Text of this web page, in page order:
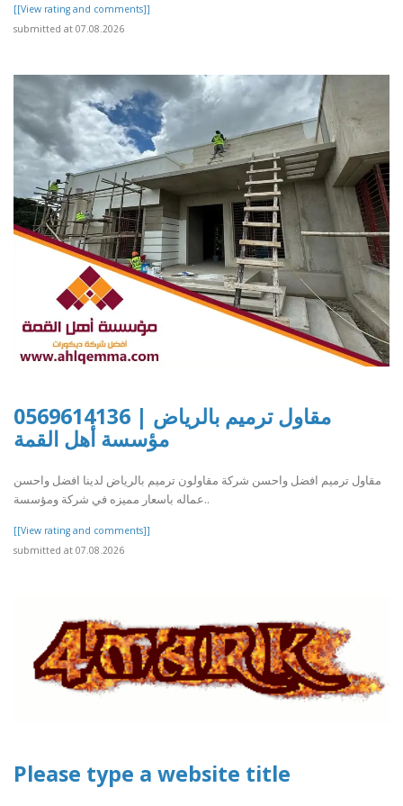
[[View rating and comments]]
submitted at 07.08.2026
مقاول ترميم بالرياض | 0569614136
مؤسسة أهل القمة
مقاول ترميم افضل واحسن شركة مقاولون ترميم بالرياض لدينا افضل واحسن
عماله باسعار مميزه في شركة ومؤسسة..
[[View rating and comments]]
submitted at 07.08.2026
Please type a website title